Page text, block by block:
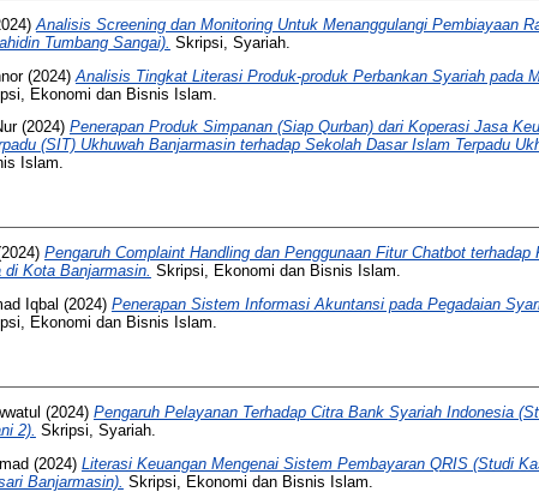
Analisis Screening dan Monitoring Untuk Menanggulangi Pembiayaan
Tumbang Sangai). Skripsi, Syariah.
(2024) Analisis Tingkat Literasi Produk-produk Perbankan Syariah pada
Ekonomi dan Bisnis Islam.
(2024) Penerapan Produk Simpanan (Siap Qurban) dari Koperasi Jasa
(SIT) Ukhuwah Banjarmasin terhadap Sekolah Dasar Islam Terpadu
Islam.
Pengaruh Complaint Handling dan Penggunaan Fitur Chatbot terhadap
Kota Banjarmasin. Skripsi, Ekonomi dan Bisnis Islam.
Iqbal (2024) Penerapan Sistem Informasi Akuntansi pada Pegadaian
Ekonomi dan Bisnis Islam.
(2024) Pengaruh Pelayanan Terhadap Citra Bank Syariah Indonesia
2). Skripsi, Syariah.
(2024) Literasi Keuangan Mengenai Sistem Pembayaran QRIS (Studi
Banjarmasin). Skripsi, Ekonomi dan Bisnis Islam.